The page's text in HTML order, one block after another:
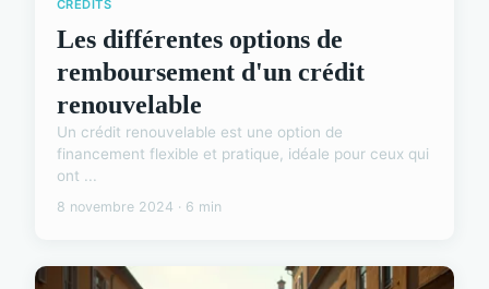
CRÉDITS
Les différentes options de
remboursement d'un crédit
renouvelable
Un crédit renouvelable est une option de
financement flexible et pratique, idéale pour ceux qui
ont ...
8 novembre 2024 · 6 min